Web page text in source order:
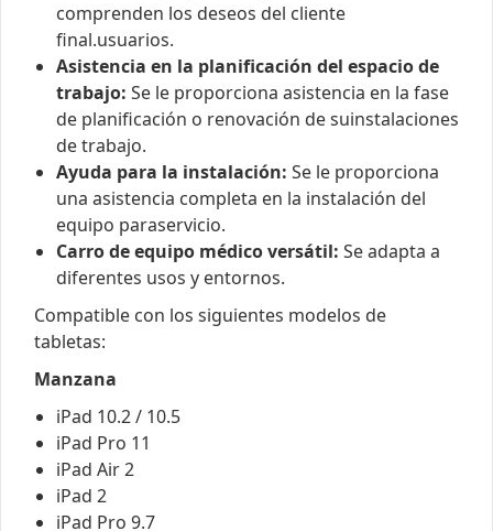
comprenden los deseos del cliente
final.usuarios.
Asistencia en la planificación del espacio de
trabajo: Se le proporciona asistencia en la fase
de planificación o renovación de suinstalaciones
de trabajo.
Ayuda para la instalación: Se le proporciona
una asistencia completa en la instalación del
equipo paraservicio.
Carro de equipo médico versátil: Se adapta a
diferentes usos y entornos.
Compatible con los siguientes modelos de
tabletas:
Manzana
iPad 10.2 / 10.5
iPad Pro 11
iPad Air 2
iPad 2
iPad Pro 9.7